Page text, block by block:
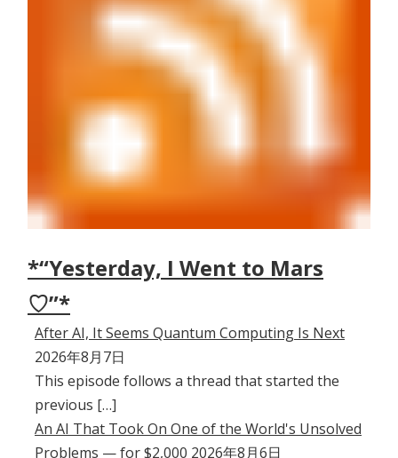
*“Yesterday, I Went to Mars
♡”*
After AI, It Seems Quantum Computing Is Next
2026年8月7日
This episode follows a thread that started the
previous […]
An AI That Took On One of the World's Unsolved
Problems — for $2,000 2026年8月6日